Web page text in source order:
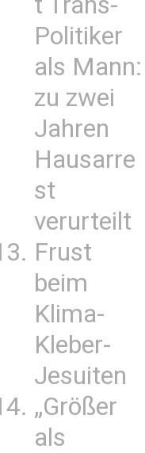
Politiker
als Mann:
zu zwei
Jahren
Hausarre
st
verurteilt
Frust
beim
Klima-
Kleber-
Jesuiten
„Größer
als